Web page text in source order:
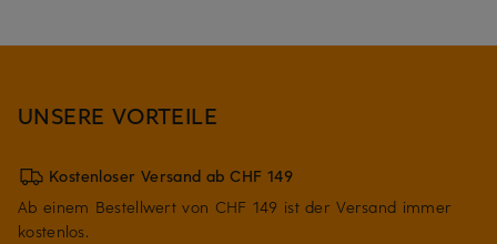
UNSERE VORTEILE
Kostenloser Versand ab CHF 149
Ab einem Bestellwert von CHF 149 ist der Versand immer
kostenlos.